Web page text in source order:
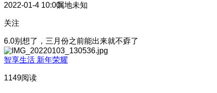
2022-01-4 10:00属地未知
关注
6.0别想了，三月份之前能出来就不孬了
智享生活 新年荣耀
1149阅读